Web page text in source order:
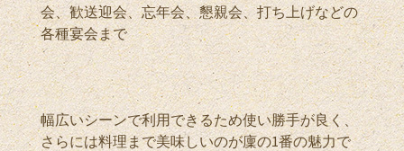
会、歓送迎会、忘年会、懇親会、打ち上げなどの
各種宴会まで
幅広いシーンで利用できるため使い勝手が良く、
さらには料理まで美味しいのが廩の1番の魅力で